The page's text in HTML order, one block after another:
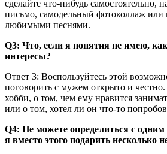
сделайте что-нибудь самостоятельно,
письмо, самодельный фотоколлаж или
любимыми песнями.
Q3: Что, если я понятия не имею,
интересы?
Ответ 3: Воспользуйтесь этой
поговорить с мужем открыто и
хобби, о том, чем ему нравится
или о том, хотел ли он что-то
Q4: Не можете определиться с
я вместо этого подарить несколько